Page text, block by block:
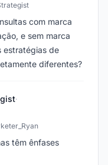
com marca
e sem marca
estratégias de
diferentes?
·
têm ênfases